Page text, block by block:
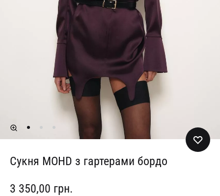
Сукня MOHD з гартерами бордо
3 350,00 грн.